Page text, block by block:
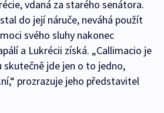
vdaná za starého senátora.
do její náruče, neváhá použít
svého sluhy nakonec
a Lukrécii získá. „Callimacio je
jde jen o to jedno,
prozrazuje jeho představitel